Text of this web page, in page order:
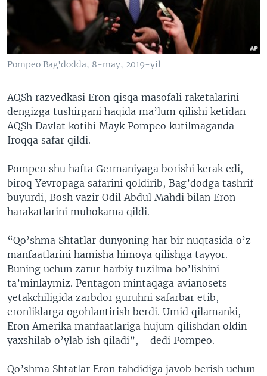
XABARLAR SURATLARDA
ODNOKLASSNIKI
TWITTER
Pompeo Bag'dodda, 8-may, 2019-yil
AQSh razvedkasi Eron qisqa masofali raketalarini
dengizga tushirgani haqida ma’lum qilishi ketidan
AQSh Davlat kotibi Mayk Pompeo kutilmaganda
Iroqqa safar qildi.
Pompeo shu hafta Germaniyaga borishi kerak edi,
biroq Yevropaga safarini qoldirib, Bag’dodga tashrif
buyurdi, Bosh vazir Odil Abdul Mahdi bilan Eron
harakatlarini muhokama qildi.
“Qo’shma Shtatlar dunyoning har bir nuqtasida o’z
manfaatlarini hamisha himoya qilishga tayyor.
Buning uchun zarur harbiy tuzilma bo’lishini
ta’minlaymiz. Pentagon mintaqaga avianosets
yetakchiligida zarbdor guruhni safarbar etib,
eronliklarga ogohlantirish berdi. Umid qilamanki,
Eron Amerika manfaatlariga hujum qilishdan oldin
yaxshilab o’ylab ish qiladi”, - dedi Pompeo.
Qo’shma Shtatlar Eron tahdidiga javob berish uchun